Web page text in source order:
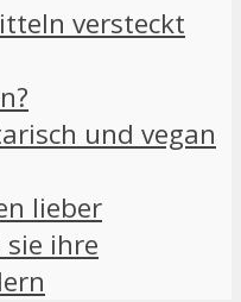
versteckt
und vegan
lieber
ihre